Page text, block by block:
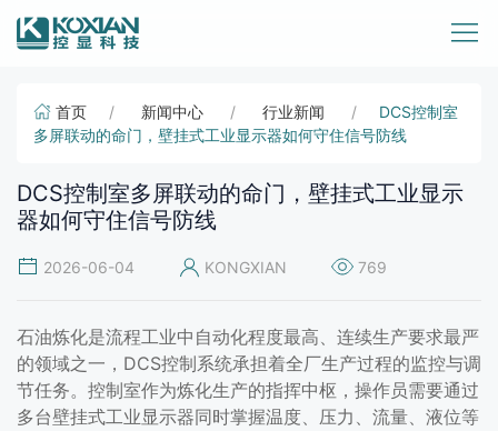
首页 新闻中心 行业新闻
DCS控制室
多屏联动的命门，壁挂式工业显示器如何守住信号防线
DCS控制室多屏联动的命门，壁挂式工业显示
器如何守住信号防线
2026-06-04 KONGXIAN 769
石油炼化是流程工业中自动化程度最高、连续生产要求最严
的领域之一，DCS控制系统承担着全厂生产过程的监控与调
节任务。控制室作为炼化生产的指挥中枢，操作员需要通过
多台壁挂式工业显示器同时掌握温度、压力、流量、液位等